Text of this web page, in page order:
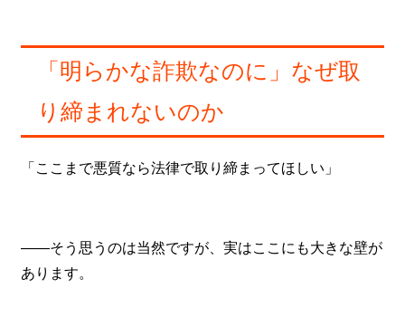
「明らかな詐欺なのに」なぜ取
り締まれないのか
「ここまで悪質なら法律で取り締まってほしい」
——そう思うのは当然ですが、実はここにも大きな壁が
あります。